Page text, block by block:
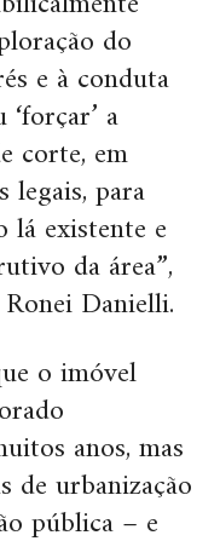
do
e à conduta
a
corte, em
legais, para
existente e
da área”,
Danielli.
o imóvel
anos, mas
de urbanização
pública – e